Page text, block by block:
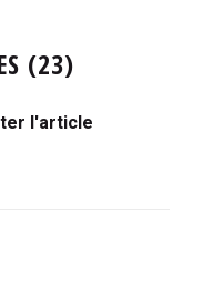
(23)
l'article